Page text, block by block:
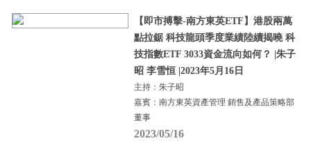
【即市搏擊-南方東英ETF】港股兩萬
點拉鋸 科技龍頭季度業績陸續揭曉 科
技指數ETF 3033資金流向如何？ |朱子
昭 李雪恒 |2023年5月16日
主持：朱子昭
嘉賓：南方東英資產管理 銷售及產品策略部
董事
2023/05/16